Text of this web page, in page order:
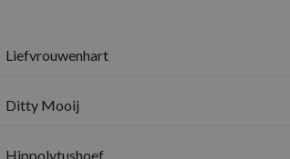
Liefvrouwenhart
Ditty Mooij
Hippolytushoef